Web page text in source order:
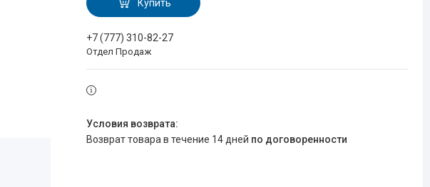
Купить
+7 (777) 310-82-27
Отдел Продаж
возврат товара в течение 14 дней по договоренности